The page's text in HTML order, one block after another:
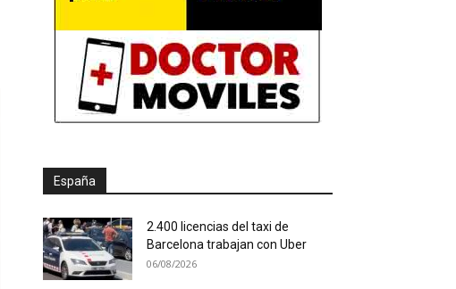
España
2.400 licencias del taxi de
Barcelona trabajan con Uber
06/08/2026